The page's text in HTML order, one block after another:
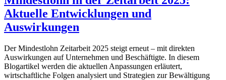
Aktuelle Entwicklungen und
Auswirkungen
Der Mindestlohn Zeitarbeit 2025 steigt erneut – mit direkten
Auswirkungen auf Unternehmen und Beschäftigte. In diesem
Blogartikel werden die aktuellen Anpassungen erläutert,
wirtschaftliche Folgen analysiert und Strategien zur Bewältigung